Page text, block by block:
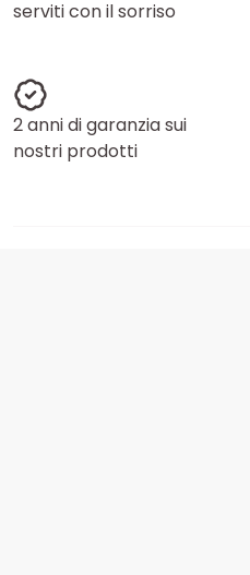
serviti con il sorriso
2 anni di garanzia sui
nostri prodotti